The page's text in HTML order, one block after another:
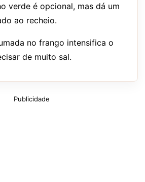
verde é opcional, mas dá um
ao recheio.
no frango intensifica o
de muito sal.
Publicidade